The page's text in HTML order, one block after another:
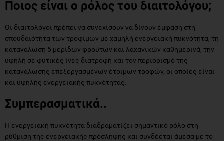
Ποιος είναι ο ρόλος του διαιτολόγου;
Οι διαιτολόγοι πρέπει να συνεχίσουν να δίνουν έμφαση στη
σπουδαιότητα των τροφίμων με χαμηλή ενεργειακή πυκνότητα, τη
κατανάλωση 5 μερίδων φρούτων και λαχανικών καθημερινά, την
υψηλή σε φυτικές ίνες διατροφή και τον περιορισμό της
κατανάλωσης επεξεργασμένων έτοιμων τροφών, οι οποίες είναι
και υψηλής ενεργειακής πυκνότητας.
Συμπερασματικά..
Η ενεργειακή πυκνότητα διαδραματίζει σημαντικό ρόλο στη
ρύθμιση της ενεργειακής πρόσληψης και συνδέεται άμεσα με το